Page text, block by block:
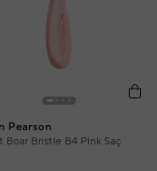
Pearson
Boar Bristle B4 Pink Saç